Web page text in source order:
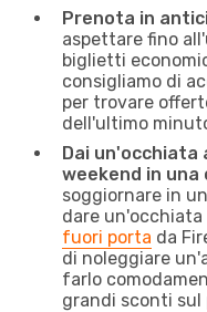
Prenota in
aspettare fino
biglietti
consigliamo di
per trovare
dell'ultimo
Dai
weekend in una
soggiornare in
dare
fuori porta da
di noleggiare
farlo
grandi sconti sul